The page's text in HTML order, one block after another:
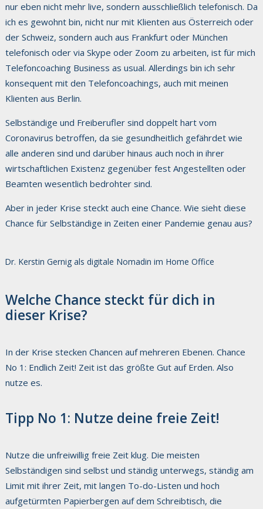
nur eben nicht mehr live, sondern ausschließlich telefonisch. Da
ich es gewohnt bin, nicht nur mit Klienten aus Österreich oder
der Schweiz, sondern auch aus Frankfurt oder München
telefonisch oder via Skype oder Zoom zu arbeiten, ist für mich
Telefoncoaching Business as usual. Allerdings bin ich sehr
konsequent mit den Telefoncoachings, auch mit meinen
Klienten aus Berlin.
Selbständige und Freiberufler sind doppelt hart vom
Coronavirus betroffen, da sie gesundheitlich gefährdet wie
alle anderen sind und darüber hinaus auch noch in ihrer
wirtschaftlichen Existenz gegenüber fest Angestellten oder
Beamten wesentlich bedrohter sind.
Aber in jeder Krise steckt auch eine Chance. Wie sieht diese
Chance für Selbständige in Zeiten einer Pandemie genau aus?
Dr. Kerstin Gernig als digitale Nomadin im Home Office
Welche Chance steckt für dich in
dieser Krise?
In der Krise stecken Chancen auf mehreren Ebenen. Chance
No 1: Endlich Zeit! Zeit ist das größte Gut auf Erden. Also
nutze es.
Tipp No 1: Nutze deine freie Zeit!
Nutze die unfreiwillig freie Zeit klug. Die meisten
Selbständigen sind selbst und ständig unterwegs, ständig am
Limit mit ihrer Zeit, mit langen To-do-Listen und hoch
aufgetürmten Papierbergen auf dem Schreibtisch, die